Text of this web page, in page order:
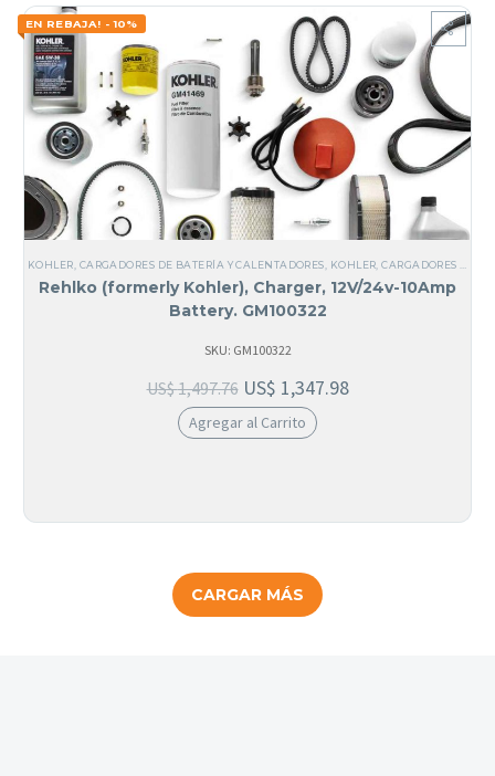
EN REBAJA! - 10%
KOHLER CARGADORES DE BATERÍA Y CALENTADORES KOHLER ,CARGADORES DE BATERÍA
Rehlko (formerly Kohler), Charger, 12V/24v-10Amp
Battery. GM100322
SKU: GM100322
US$1,497.76 US$ 1,347.98
Agregar al Carrito
CARGAR MÁS